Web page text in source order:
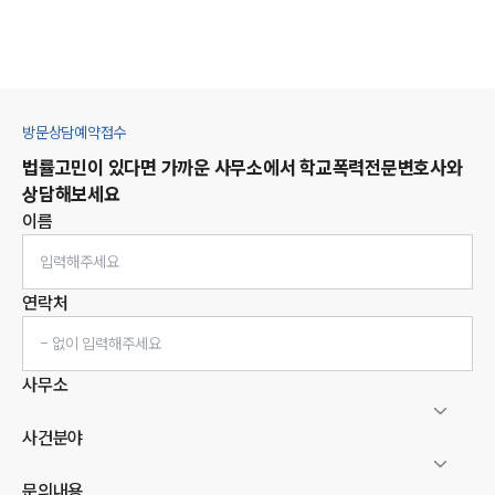
방문상담예약접수
법률고민이 있다면 가까운 사무소에서 학교폭력전문변호사와
상담해보세요
이름
연락처
사무소
사건분야